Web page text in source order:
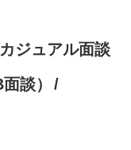
ジュアル面談
談）